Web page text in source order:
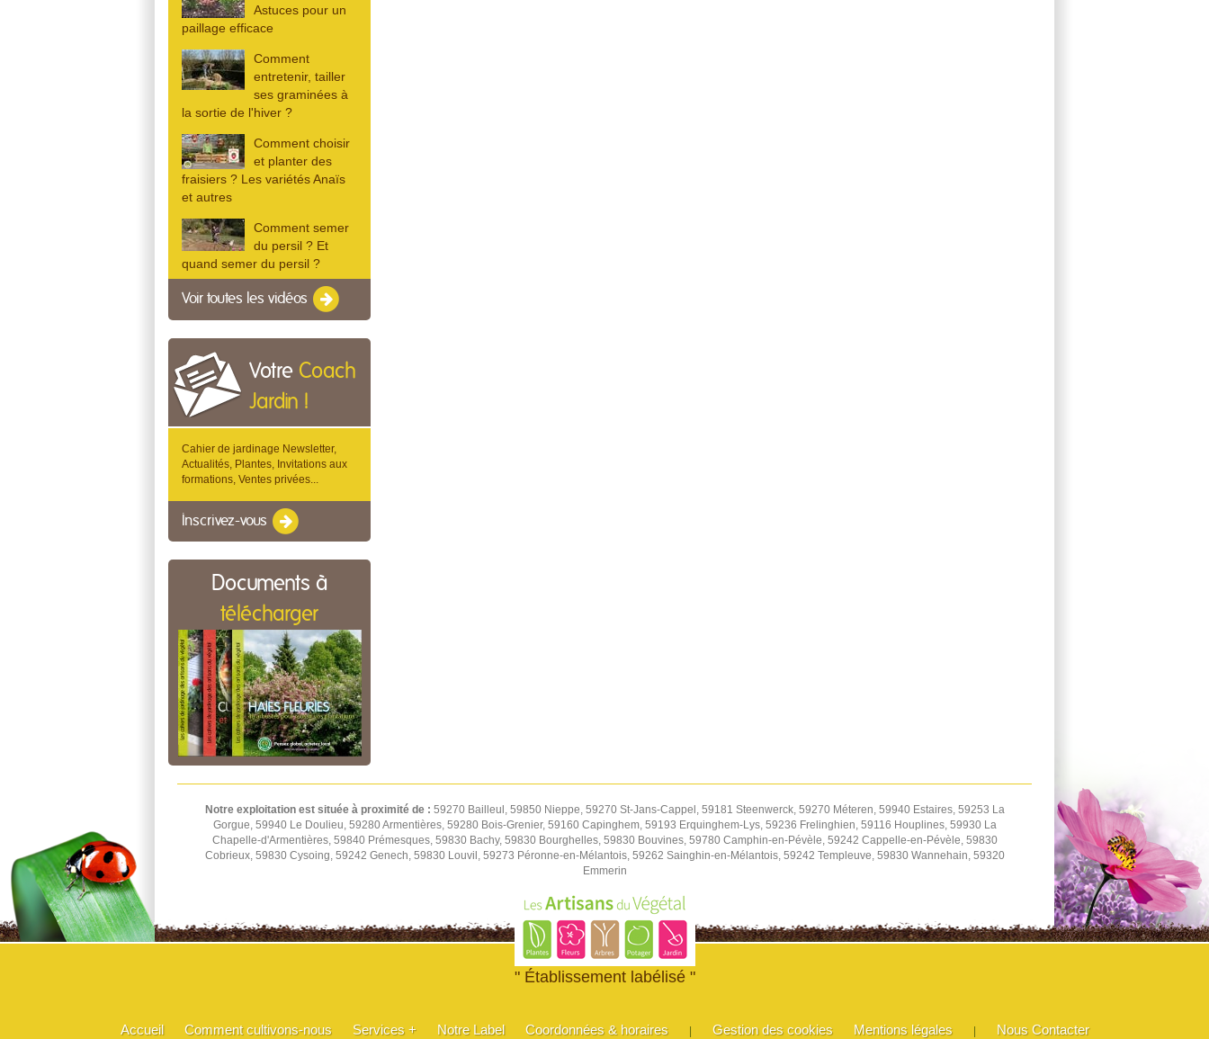
Astuces pour un
paillage efficace
Comment
entretenir, tailler
ses graminées à
la sortie de l'hiver ?
Comment choisir
et planter des
fraisiers ? Les variétés Anaïs
et autres
Comment semer
du persil ? Et
quand semer du persil ?
Voir toutes les vidéos
Votre Coach
Jardin !
Cahier de jardinage Newsletter,
Actualités, Plantes, Invitations aux
formations, Ventes privées...
Inscrivez-vous
Documents à
télécharger
Notre exploitation est située à proximité de : 59270 Bailleul, 59850 Nieppe, 59270 St-Jans-Cappel, 59181 Steenwerck, 59270 Méteren, 59940 Estaires, 59253 La
Gorgue, 59940 Le Doulieu, 59280 Armentières, 59280 Bois-Grenier, 59160 Capinghem, 59193 Erquinghem-Lys, 59236 Frelinghien, 59116 Houplines, 59930 La
Chapelle-d'Armentières, 59840 Prémesques, 59830 Bachy, 59830 Bourghelles, 59830 Bouvines, 59780 Camphin-en-Pévèle, 59242 Cappelle-en-Pévèle, 59830
Cobrieux, 59830 Cysoing, 59242 Genech, 59830 Louvil, 59273 Péronne-en-Mélantois, 59262 Sainghin-en-Mélantois, 59242 Templeuve, 59830 Wannehain, 59320
Emmerin
" Établissement labélisé "
Accueil Comment cultivons-nous Services + Notre Label Coordonnées & horaires Gestion des cookies Mentions légales Nous Contacter